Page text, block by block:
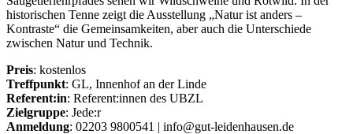
historischen Tenne zeigt die Ausstellung „Natur ist anders –
Kontraste“ die Gemeinsamkeiten, aber auch die Unterschiede
zwischen Natur und Technik.
Preis: kostenlos
Treffpunkt: GL, Innenhof an der Linde
Referent:in: Referent:innen des UBZL
Zielgruppe: Jede:r
Anmeldung: 02203 9800541 | info@gut-leidenhausen.de